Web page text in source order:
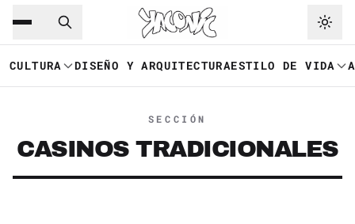
Saltar al contenido principal
CULTURA DISEÑO Y ARQUITECTURAESTILO DE VIDA
SECCIÓN
CASINOS TRADICIONALES